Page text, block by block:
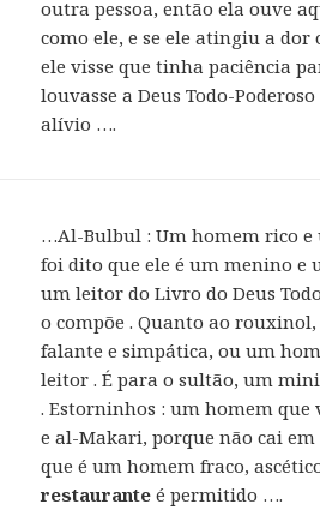
outra pessoa, então ela ouve
como ele, e se ele atingiu a dor
ele visse que tinha paciência
louvasse a Deus Todo-
alívio ….
…Al-Bulbul : Um homem rico e
foi dito que ele é um menino e
um leitor do Livro do Deus
o compõe . Quanto ao
falante e simpática, ou um
leitor . É para o sultão, um
. Estorninhos : um homem que
e al-Makari, porque não cai em
que é um homem fraco,
restaurante é permitido ….